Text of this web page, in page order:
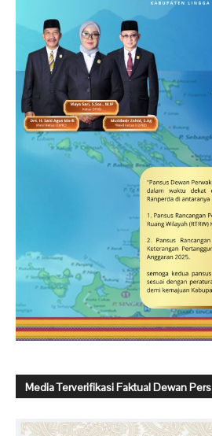
Media Terverifikasi Faktual Dewan Pers